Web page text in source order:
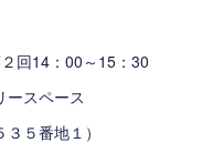
回14：00～15：30
ースペース
番地１）